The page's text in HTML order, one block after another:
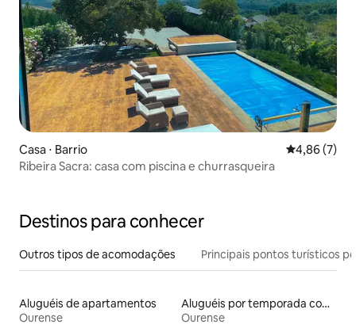
Casa ⋅ Barrio 4,86 de uma
4,86 (7)
Ribeira Sacra: casa com piscina e churrasqueira
Destinos para conhecer
Outros tipos de acomodações Principais pontos turísticos
Aluguéis de apartamentos
Ourense
Aluguéis por temporada com banheira de hidromassagem
Ourense